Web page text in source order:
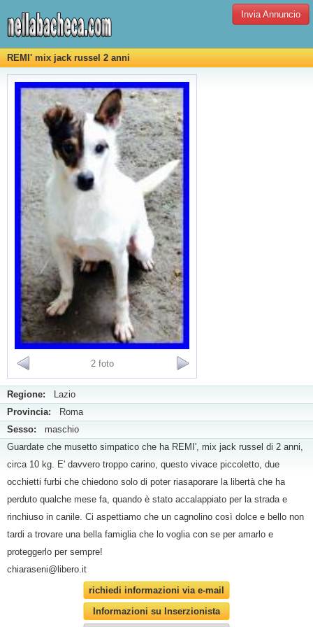
Invia Annuncio
REMI' mix jack russel 2 anni
2 foto
Regione: Lazio
Provincia: Roma
Sesso: maschio
Guardate che musetto simpatico che ha REMI', mix jack russel di 2 anni,
circa 10 kg. E' davvero troppo carino, questo vivace piccoletto, due
occhietti furbi che chiedono solo di poter riasaporare la libertà che ha
perduto qualche mese fa, quando è stato accalappiato per la strada e
rinchiuso in canile. Ci aspettiamo che un cagnolino così dolce e bello non
tardi a trovare una bella famiglia che lo voglia con se per amarlo e
proteggerlo per sempre!
chiaraseni@libero.it
richiedi informazioni via e-mail
Informazioni su Inserzionista